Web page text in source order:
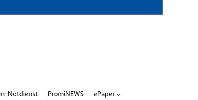
Notdienst PromiNEWS ePaper 3